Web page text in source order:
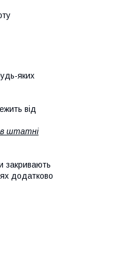
яких
від
штатні
закривають
додатково